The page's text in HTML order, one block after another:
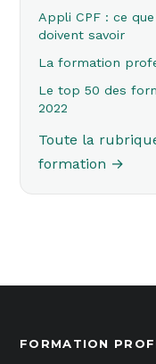
Appli CPF : ce
doivent savoir
La formation
Le top 50 des
2022
Toute la
formation →
FORMATION